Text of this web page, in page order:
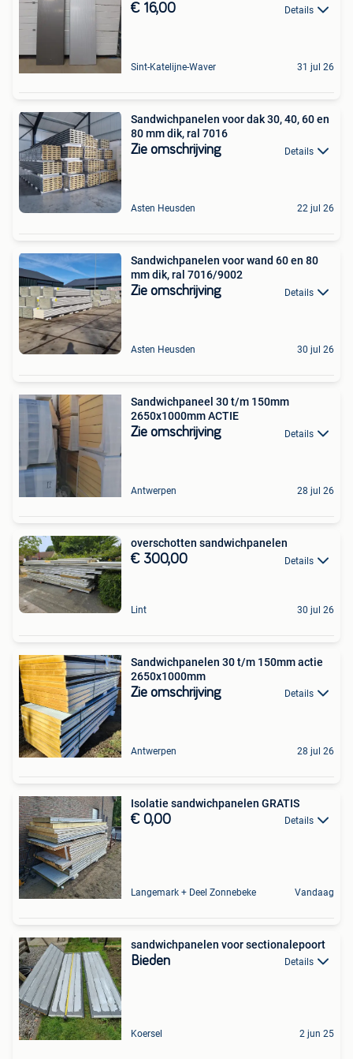
€ 16,00 Details
Sint-Katelijne-Waver 31 jul 26
Sandwichpanelen voor dak 30, 40, 60 en
80 mm dik, ral 7016
Zie omschrijving Details
Asten Heusden 22 jul 26
Sandwichpanelen voor wand 60 en 80
mm dik, ral 7016/9002
Zie omschrijving Details
Asten Heusden 30 jul 26
Sandwichpaneel 30 t/m 150mm
2650x1000mm ACTIE
Zie omschrijving Details
Antwerpen 28 jul 26
overschotten sandwichpanelen
€ 300,00 Details
Lint 30 jul 26
Sandwichpanelen 30 t/m 150mm actie
2650x1000mm
Zie omschrijving Details
Antwerpen 28 jul 26
Isolatie sandwichpanelen GRATIS
€ 0,00 Details
Langemark + Deel Zonnebeke Vandaag
sandwichpanelen voor sectionalepoort
Bieden Details
Koersel 2 jun 25